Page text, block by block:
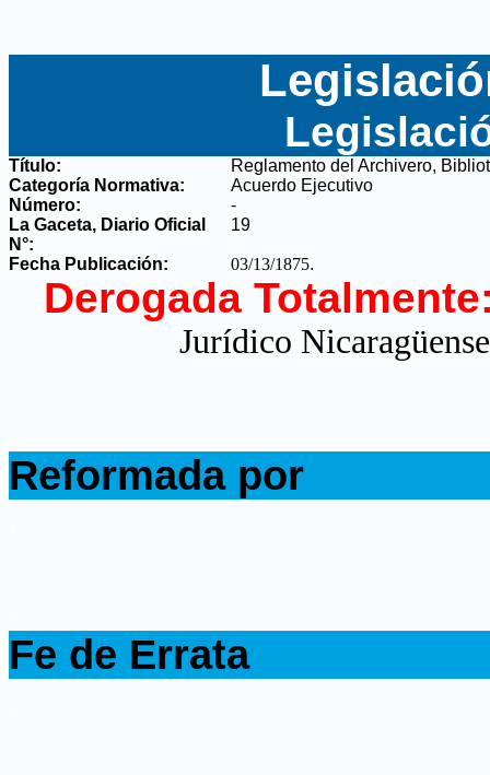
Título:
Reglamento del Archivero,
Categoría Normativa:
Acuerdo Ejecutivo
Número:
-
La Gaceta, Diario Oficial
N°:
19
Fecha Publicación: 03/13/1875.
Derogada
Jurídico
Reformada por
Fe de Errata